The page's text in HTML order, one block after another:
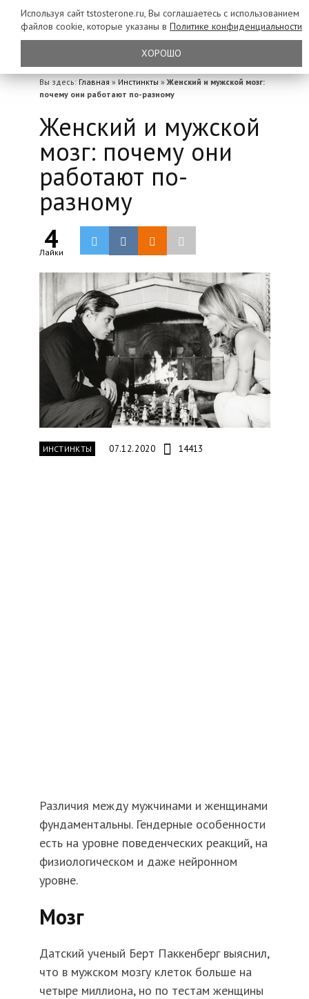
Вы здесь: Главная » Инстинкты » Женский и мужской мозг:
почему они работают по-разному
Женский и мужской
мозг: почему они
работают по-
разному
4
Лайки
ИНСТИНКТЫ 07.12.2020 14413
Различия между мужчинами и женщинами
фундаментальны. Гендерные особенности
есть на уровне поведенческих реакций, на
физиологическом и даже нейронном
уровне.
Мозг
Датский ученый Берт Паккенберг выяснил,
что в мужском мозгу клеток больше на
четыре миллиона, но по тестам женщины
Используя сайт tstosterone.ru, Вы соглашаетесь с использованием
файлов cookie, которые указаны в Политике конфиденциальности
ХОРОШО